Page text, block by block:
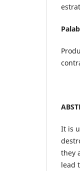
It is
they
lead